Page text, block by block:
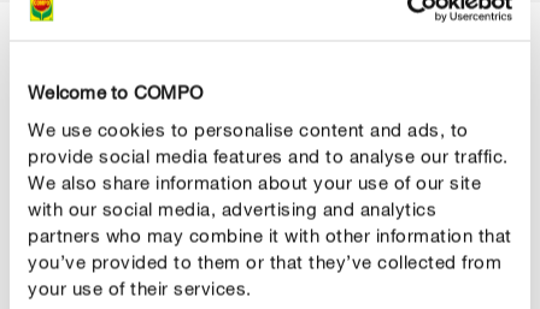
Welcome to COMPO
We use cookies to personalise content and ads, to
provide social media features and to analyse our traffic.
We also share information about your use of our site
with our social media, advertising and analytics
partners who may combine it with other information that
you’ve provided to them or that they’ve collected from
your use of their services.
Tipy na starostlivosť o stredomorské rastliny
Každý rastlinný druh je samozrejme individuálny.
Lantana si prirodzene vyžaduje inú starostlivosť ako
olivovník alebo levanduľa. Preto tu nájdete množstvo
tipov pre širokú škálu stredomorských rastlín.
Tipy na starostlivosť – od oleandra po olivovník